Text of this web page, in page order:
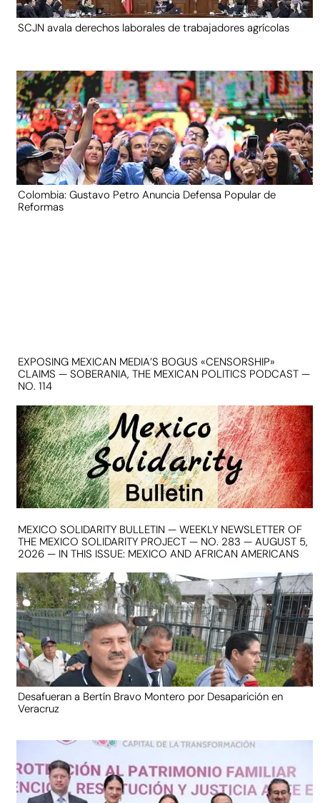
SCJN avala derechos laborales de trabajadores agrícolas
Colombia: Gustavo Petro Anuncia Defensa Popular de
Reformas
EXPOSING MEXICAN MEDIA’S BOGUS «CENSORSHIP»
CLAIMS — SOBERANIA, THE MEXICAN POLITICS PODCAST —
NO. 114
MEXICO SOLIDARITY BULLETIN — WEEKLY NEWSLETTER OF
THE MEXICO SOLIDARITY PROJECT — NO. 283 — AUGUST 5,
2026 — IN THIS ISSUE: MEXICO AND AFRICAN AMERICANS
Desafueran a Bertín Bravo Montero por Desaparición en
Veracruz